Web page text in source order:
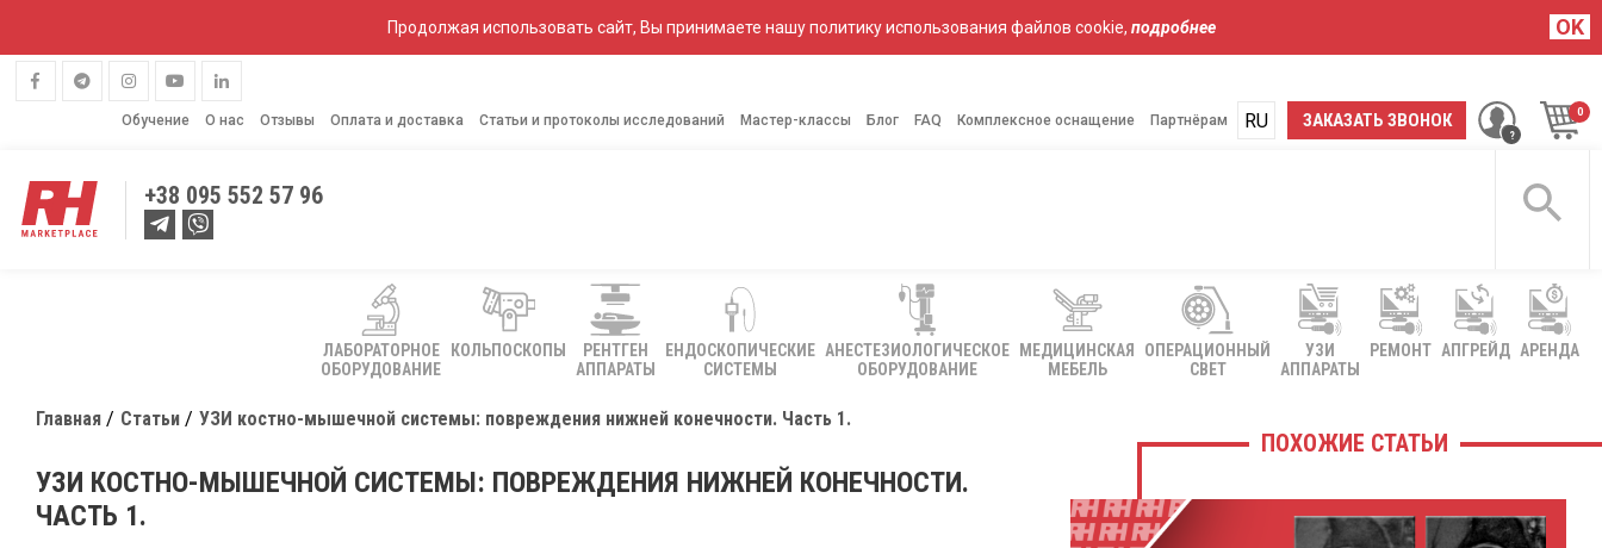
Продолжая использовать сайт, Вы принимаете нашу политику использования файлов cookie, подробнее OK
Обучение О нас Отзывы Оплата и доставка Статьи и протоколы исследований Мастер-классы Блог FAQ Комплексное оснащение Партнёрам ЗАКАЗАТЬ ЗВОНОК
RU
UA
+38 095 552 57 96
ЛАБОРАТОРНОЕ
ОБОРУДОВАНИЕ
КОЛЬПОСКОПЫ
РЕНТГЕН
АППАРАТЫ
ЕНДОСКОПИЧЕСКИЕ
СИСТЕМЫ
АНЕСТЕЗИОЛОГИЧЕСКОЕ
ОБОРУДОВАНИЕ
МЕДИЦИНСКАЯ
МЕБЕЛЬ
ОПЕРАЦИОННЫЙ
СВЕТ
УЗИ
АППАРАТЫ
РЕМОНТ АПГРЕЙД АРЕНДА
Главная Статьи УЗИ костно-мышечной системы: повреждения нижней конечности. Часть 1.
УЗИ КОСТНО-МЫШЕЧНОЙ СИСТЕМЫ: ПОВРЕЖДЕНИЯ НИЖНЕЙ КОНЕЧНОСТИ.
ЧАСТЬ 1.
ПОХОЖИЕ СТАТЬИ